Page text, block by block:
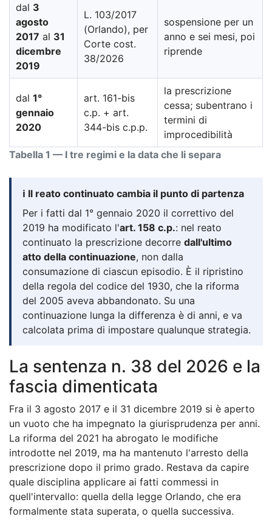
Tabella 1 — I tre regimi e la data che li separa
dal 3
agosto
2017 al 31
dicembre
2019
L. 103/2017
(Orlando), per
Corte cost.
38/2026
sospensione per un
anno e sei mesi, poi
riprende
dal 1°
gennaio
2020
art. 161-bis
c.p. + art.
344-bis c.p.p.
la prescrizione
cessa; subentrano i
termini di
improcedibilità
ℹ️ Il reato continuato cambia il punto di partenza
Per i fatti dal 1° gennaio 2020 il correttivo del
2019 ha modificato l'art. 158 c.p.: nel reato
continuato la prescrizione decorre dall'ultimo
atto della continuazione, non dalla
consumazione di ciascun episodio. È il ripristino
della regola del codice del 1930, che la riforma
del 2005 aveva abbandonato. Su una
continuazione lunga la differenza è di anni, e va
calcolata prima di impostare qualunque strategia.
La sentenza n. 38 del 2026 e la
fascia dimenticata
Fra il 3 agosto 2017 e il 31 dicembre 2019 si è aperto
un vuoto che ha impegnato la giurisprudenza per anni.
La riforma del 2021 ha abrogato le modifiche
introdotte nel 2019, ma ha mantenuto l'arresto della
prescrizione dopo il primo grado. Restava da capire
quale disciplina applicare ai fatti commessi in
quell'intervallo: quella della legge Orlando, che era
formalmente stata superata, o quella successiva.